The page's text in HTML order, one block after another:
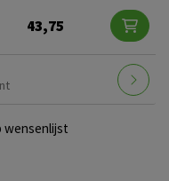
43,75
wensenlijst